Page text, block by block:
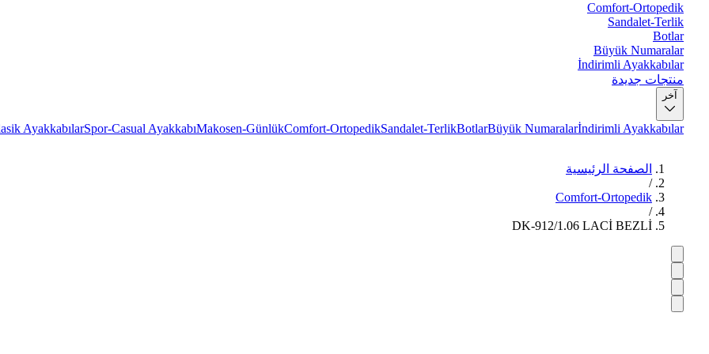
Comfort-Ortopedik
Sandalet-Terlik
Botlar
Büyük Numaralar
İndirimli Ayakkabılar
منتجات جديدة
آخر
AyakkabılarSpor-Casual AyakkabıMakosen-GünlükComfort-OrtopedikSandalet-TerlikBotlarBüyük Numaralarİndirimli Ayakkabılar
الصفحة الرئيسية
/
Comfort-Ortopedik
/
DK-912/1.06 LACİ BEZLİ